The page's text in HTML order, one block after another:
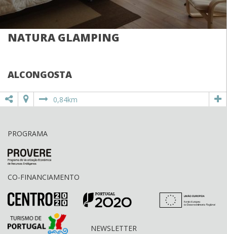
NATURA GLAMPING
ALCONGOSTA
0,84km
PROGRAMA
CO-FINANCIAMENTO
NEWSLETTER